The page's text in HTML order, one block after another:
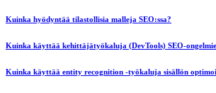
Kuinka hyödyntää tilastollisia malleja SEO:ssa?
Kuinka käyttää kehittäjätyökaluja (DevTools) SEO-
Kuinka käyttää entity recognition -työkaluja sisällön